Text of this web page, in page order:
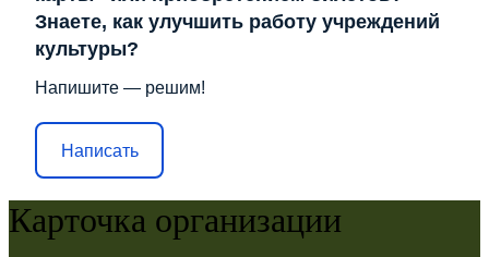
Знаете, как улучшить работу учреждений
культуры?
Напишите — решим!
Написать
Карточка организации